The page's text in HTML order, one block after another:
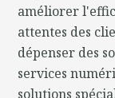
améliorer
attentes des
dépenser des
services
solutions